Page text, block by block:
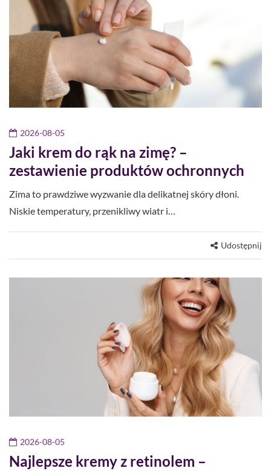
2026-08-05
Jaki krem do rąk na zimę? –
zestawienie produktów ochronnych
Zima to prawdziwe wyzwanie dla delikatnej skóry dłoni.
Niskie temperatury, przenikliwy wiatr i…
Udostępnij
2026-08-05
Najlepsze kremy z retinolem –